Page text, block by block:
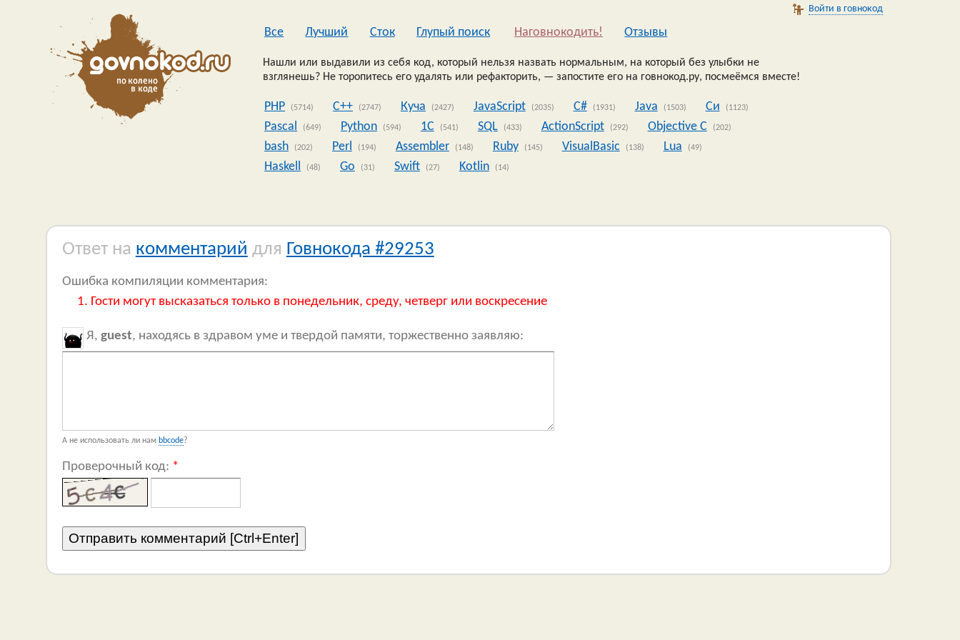
Войти в говнокод
Все Лучший Сток Глупый поиск Наговнокодить! Oтзывы
Нашли или выдавили из себя код, который нельзя назвать нормальным, на который без улыбки не
взглянешь? Не торопитесь его удалять или рефакторить, — запостите его на говнокод.ру, посмеёмся вместе!
PHP (5714) C++ (2747) Куча (2427) JavaScript (2035) C# (1931) Java (1503) Си (1123)
Pascal (649) Python (594) 1C (541) SQL (433) ActionScript (292) Objective C (202)
bash (202) Perl (194) Assembler (148) Ruby (145) VisualBasic (138) Lua (49)
Haskell (48) Go (31) Swift (27) Kotlin (14)
Ответ на комментарий для Говнокода #29253
Ошибка компиляции комментария:
Гости могут высказаться только в понедельник, среду, четверг или воскресение
Я, guest, находясь в здравом уме и твердой памяти, торжественно заявляю:
А не использовать ли нам bbcode?
Проверочный код: *